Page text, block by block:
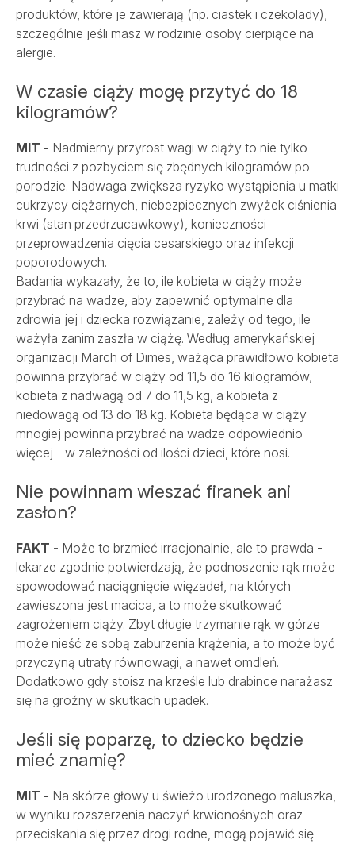
produktów, które je zawierają (np. ciastek i czekolady),
szczególnie jeśli masz w rodzinie osoby cierpiące na
alergie.
W czasie ciąży mogę przytyć do 18
kilogramów?
MIT - Nadmierny przyrost wagi w ciąży to nie tylko
trudności z pozbyciem się zbędnych kilogramów po
porodzie. Nadwaga zwiększa ryzyko wystąpienia u matki
cukrzycy ciężarnych, niebezpiecznych zwyżek ciśnienia
krwi (stan przedrzucawkowy), konieczności
przeprowadzenia cięcia cesarskiego oraz infekcji
poporodowych.
Badania wykazały, że to, ile kobieta w ciąży może
przybrać na wadze, aby zapewnić optymalne dla
zdrowia jej i dziecka rozwiązanie, zależy od tego, ile
ważyła zanim zaszła w ciążę. Według amerykańskiej
organizacji March of Dimes, ważąca prawidłowo kobieta
powinna przybrać w ciąży od 11,5 do 16 kilogramów,
kobieta z nadwagą od 7 do 11,5 kg, a kobieta z
niedowagą od 13 do 18 kg. Kobieta będąca w ciąży
mnogiej powinna przybrać na wadze odpowiednio
więcej - w zależności od ilości dzieci, które nosi.
Nie powinnam wieszać firanek ani
zasłon?
FAKT - Może to brzmieć irracjonalnie, ale to prawda -
lekarze zgodnie potwierdzają, że podnoszenie rąk może
spowodować naciągnięcie więzadeł, na których
zawieszona jest macica, a to może skutkować
zagrożeniem ciąży. Zbyt długie trzymanie rąk w górze
może nieść ze sobą zaburzenia krążenia, a to może być
przyczyną utraty równowagi, a nawet omdleń.
Dodatkowo gdy stoisz na krześle lub drabince narażasz
się na groźny w skutkach upadek.
Jeśli się poparzę, to dziecko będzie
mieć znamię?
MIT - Na skórze głowy u świeżo urodzonego maluszka,
w wyniku rozszerzenia naczyń krwionośnych oraz
przeciskania się przez drogi rodne, mogą pojawić się